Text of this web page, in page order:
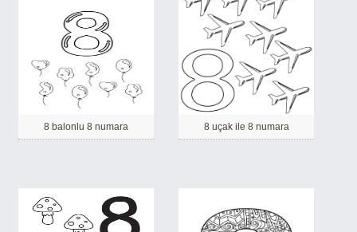
8 balonlu 8 numara 8 uçak ile 8 numara